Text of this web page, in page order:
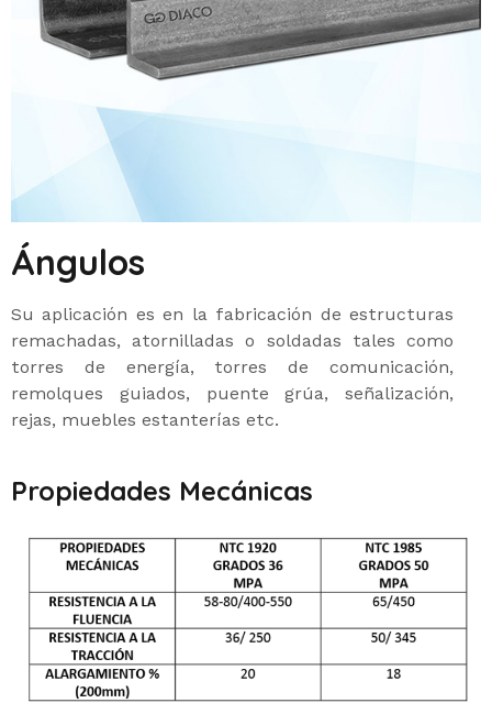
Ángulos
Su aplicación es en la fabricación de estructuras
remachadas, atornilladas o soldadas tales como
torres de energía, torres de comunicación,
remolques guiados, puente grúa, señalización,
rejas, muebles estanterías etc.
Propiedades Mecánicas